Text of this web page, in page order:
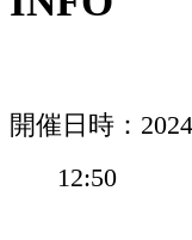
開催日時
12:50